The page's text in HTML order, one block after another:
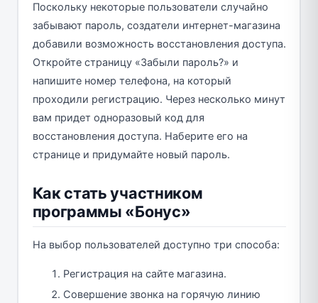
Поскольку некоторые пользователи случайно
забывают пароль, создатели интернет-магазина
добавили возможность восстановления доступа.
Откройте страницу «Забыли пароль?» и
напишите номер телефона, на который
проходили регистрацию. Через несколько минут
вам придет одноразовый код для
восстановления доступа. Наберите его на
странице и придумайте новый пароль.
Как стать участником
программы «Бонус»
На выбор пользователей доступно три способа:
Регистрация на сайте магазина.
Совершение звонка на горячую линию